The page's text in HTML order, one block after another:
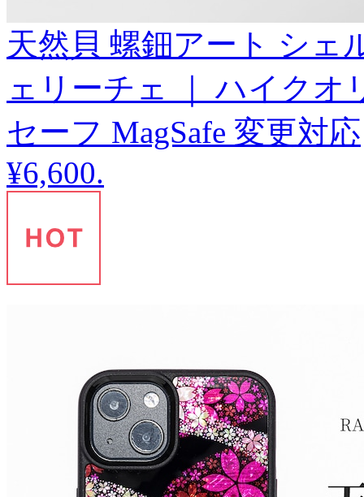
天然貝 螺鈿アート シェ
ェリーチェ ｜ ハイクオ
セーフ MagSafe 変更対応
¥6,600.